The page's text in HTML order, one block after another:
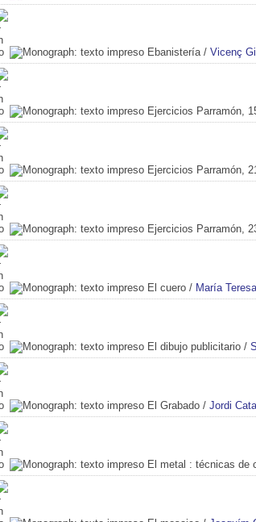
Ebanistería / Vicenç
Ejercicios Parramón,
Ejercicios Parramón,
Ejercicios Parramón,
El cuero / María
El dibujo publicitario /
El Grabado / Jordi
El metal : técnicas de